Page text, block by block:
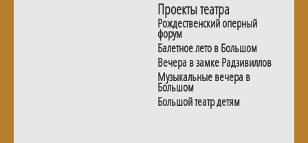
Проекты театра
Рождественский оперный
форум
Балетное лето в Большом
Вечера в замке Радзивиллов
Музыкальные вечера в
Большом
Большой театр детям